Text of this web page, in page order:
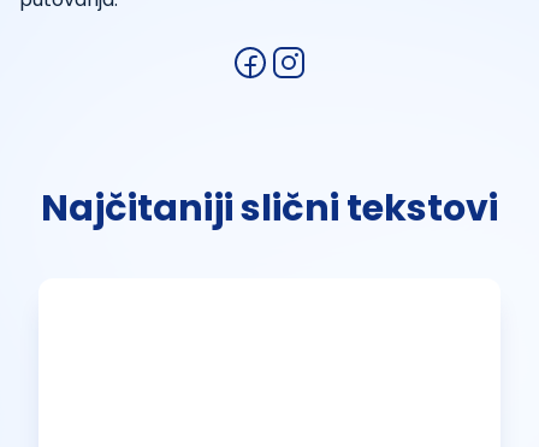
Najčitaniji slični tekstovi